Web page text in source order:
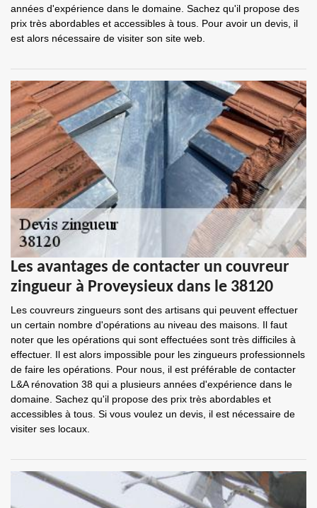
années d'expérience dans le domaine. Sachez qu'il propose des
prix très abordables et accessibles à tous. Pour avoir un devis, il
est alors nécessaire de visiter son site web.
Les avantages de contacter un couvreur
zingueur à Proveysieux dans le 38120
Les couvreurs zingueurs sont des artisans qui peuvent effectuer
un certain nombre d'opérations au niveau des maisons. Il faut
noter que les opérations qui sont effectuées sont très difficiles à
effectuer. Il est alors impossible pour les zingueurs professionnels
de faire les opérations. Pour nous, il est préférable de contacter
L&A rénovation 38 qui a plusieurs années d'expérience dans le
domaine. Sachez qu'il propose des prix très abordables et
accessibles à tous. Si vous voulez un devis, il est nécessaire de
visiter ses locaux.